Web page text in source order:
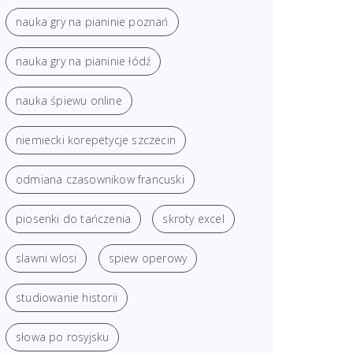
nauka gry na pianinie poznań
nauka gry na pianinie łódź
nauka śpiewu online
niemiecki korepetycje szczecin
odmiana czasownikow francuski
piosenki do tańczenia skroty excel
slawni wlosi spiew operowy
studiowanie historii
słowa po rosyjsku